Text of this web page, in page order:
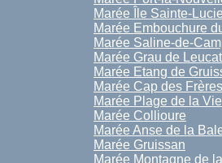
Marée Île Sainte-Lucie
Marée Embouchure
Marée Saline-de-
Marée Grau de
Marée Etang de
Marée Cap des Frères
Marée Plage de la
Marée Collioure
Marée Anse de la
Marée Gruissan
Marée Montagne de